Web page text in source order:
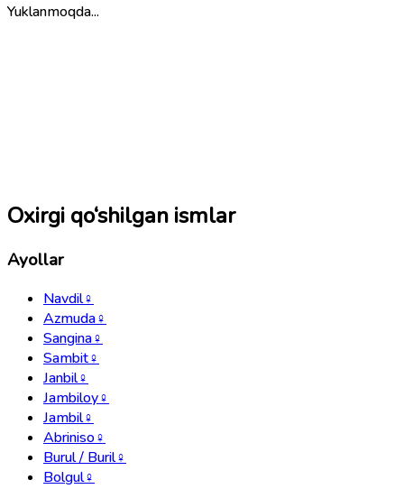
Yuklanmoqda...
Oxirgi qo‘shilgan ismlar
Ayollar
Navdil♀
Azmuda♀
Sangina♀
Sambit♀
Janbil♀
Jambiloy♀
Jambil♀
Abriniso♀
Burul / Buril♀
Bolgul♀